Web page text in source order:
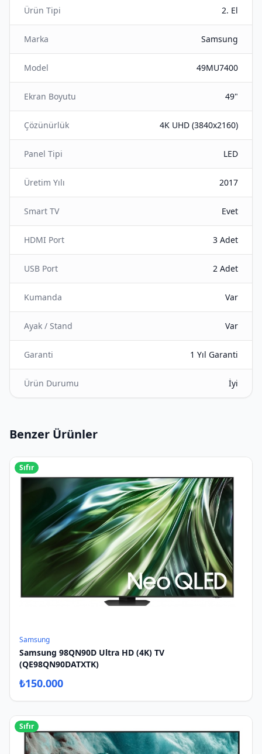
Ürün Tipi 2. El
Marka Samsung
Model 49MU7400
Ekran Boyutu 49"
Çözünürlük 4K UHD (3840x2160)
Panel Tipi LED
Üretim Yılı 2017
Smart TV Evet
HDMI Port 3 Adet
USB Port 2 Adet
Kumanda Var
Ayak / Stand Var
Garanti 1 Yıl Garanti
Ürün Durumu İyi
Benzer Ürünler
Sıfır
Samsung
Samsung 98QN90D Ultra HD (4K) TV
(QE98QN90DATXTK)
₺150.000
Sıfır